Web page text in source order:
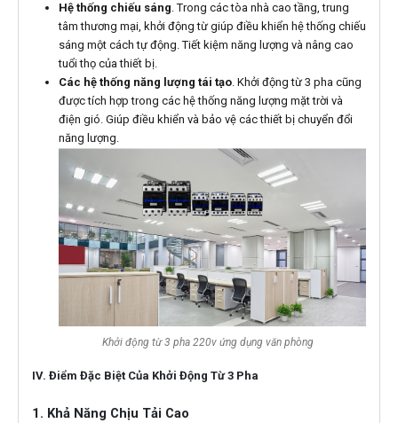
Hệ thống chiếu sáng. Trong các tòa nhà cao tầng, trung
tâm thương mại, khởi động từ giúp điều khiển hệ thống chiếu
sáng một cách tự động. Tiết kiệm năng lượng và nâng cao
tuổi thọ của thiết bị.
Các hệ thống năng lượng tái tạo. Khởi động từ 3 pha cũng
được tích hợp trong các hệ thống năng lượng mặt trời và
điện gió. Giúp điều khiển và bảo vệ các thiết bị chuyển đổi
năng lượng.
Khởi động từ 3 pha 220v ứng dụng văn phòng
IV. Điểm Đặc Biệt Của Khởi Động Từ 3 Pha
1. Khả Năng Chịu Tải Cao